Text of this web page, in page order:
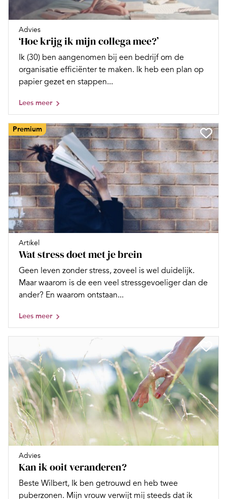
Advies
‘Hoe krijg ik mijn collega mee?’
Ik (30) ben aangenomen bij een bedrijf om de
organisatie efficiënter te maken. Ik heb een plan op
papier gezet en stappen...
Lees meer
Premium
Artikel
Wat stress doet met je brein
Geen leven zonder stress, zoveel is wel duidelijk.
Maar waarom is de een veel stressgevoeliger dan de
ander? En waarom ontstaan...
Lees meer
Advies
Kan ik ooit veranderen?
Beste Wilbert, Ik ben getrouwd en heb twee
puberzonen. Mijn vrouw verwijt mij steeds dat ik